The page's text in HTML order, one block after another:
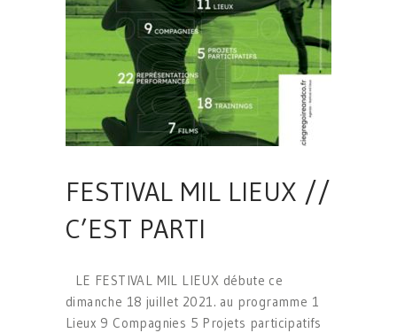
FESTIVAL MIL LIEUX //
C’EST PARTI
LE FESTIVAL MIL LIEUX débute ce
dimanche 18 juillet 2021. au programme 1
Lieux 9 Compagnies 5 Projets participatifs